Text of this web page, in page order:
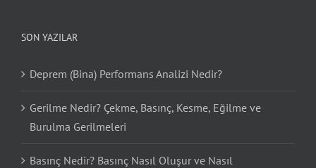
SON YAZILAR
Deprem (Bina) Performans Analizi Nedir?
Gerilme Nedir? Çekme, Basınç, Kesme, Eğilme ve
Burulma Gerilmeleri
Basınç Nedir? Basınç Nasıl Oluşur ve Nasıl